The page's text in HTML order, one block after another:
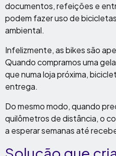
documentos, refeições e
podem fazer uso de
ambiental.
Infelizmente, as bikes são
Quando compramos uma
que numa loja próxima,
entrega.
Do mesmo modo, quando
quilômetros de distância, o
a esperar semanas até